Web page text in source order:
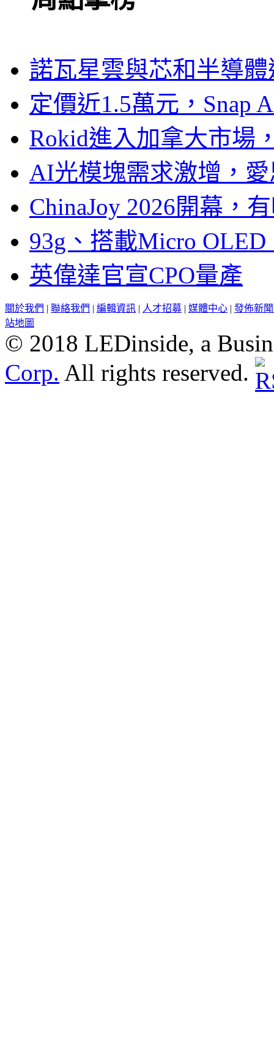
諾瓦星雲與芯和半導
定價近1.5萬元，Snap
Rokid進入加拿大市場
AI光模塊需求激增，
ChinaJoy 2026開幕，
93g、搭載Micro
英偉達官宣CPO量產
關於我們 | 聯絡我們 | 編輯資訊 | 人才招募 | 媒體中心 | 發佈新
站地圖
© 2018 LEDinside, a
Corp. All rights reserved.